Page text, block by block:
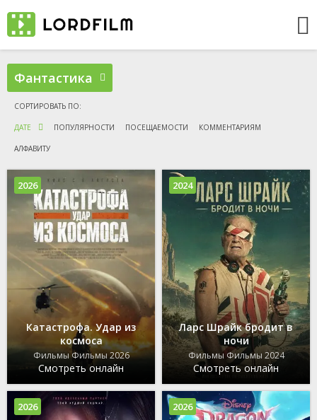
Фантастика
ДАТЕ ПОПУЛЯРНОСТИ ПОСЕЩАЕМОСТИ КОММЕНТАРИЯМ
АЛФАВИТУ
Катастрофа. Удар из
космоса
Фильмы Фильмы 2026
Смотреть онлайн
2026
Ларс Шрайк бродит в
ночи
Фильмы Фильмы 2024
Смотреть онлайн
2024
2026 2026